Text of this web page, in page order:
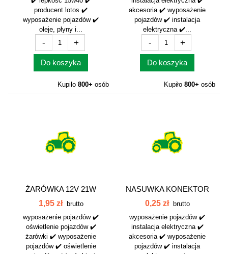
producent lotos ✔️
wyposażenie pojazdów ✔️
oleje, płyny i...
- +
Do koszyka
Kupiło 800+ osób
akcesoria ✔️ wyposażenie
pojazdów ✔️ instalacja
elektryczna ✔️...
- +
Do koszyka
Kupiło 800+ osób
ŻARÓWKA 12V 21W
POMARAŃCZOWA
1,95 zł
brutto
wyposażenie pojazdów ✔️
oświetlenie pojazdów ✔️
żarówki ✔️ wyposażenie
pojazdów ✔️ oświetlenie
NASUWKA KONEKTOR
ŻEŃSKI MINI KD2
0,25 zł
brutto
wyposażenie pojazdów ✔️
instalacja elektryczna ✔️
akcesoria ✔️ wyposażenie
pojazdów ✔️ instalacja